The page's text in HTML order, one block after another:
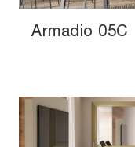
Armadio 05C